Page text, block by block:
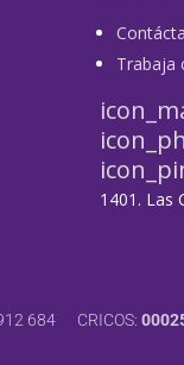
Trabaja
1401. Las
684 CRICOS: